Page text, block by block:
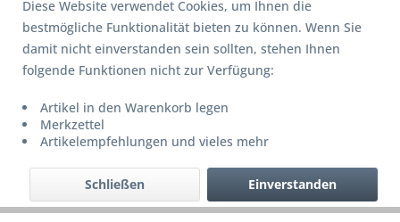
Diese Website verwendet Cookies, um Ihnen die
bestmögliche Funktionalität bieten zu können. Wenn Sie
damit nicht einverstanden sein sollten, stehen Ihnen
folgende Funktionen nicht zur Verfügung:
Artikel in den Warenkorb legen
Merkzettel
Artikelempfehlungen und vieles mehr
Einverstanden
Schließen